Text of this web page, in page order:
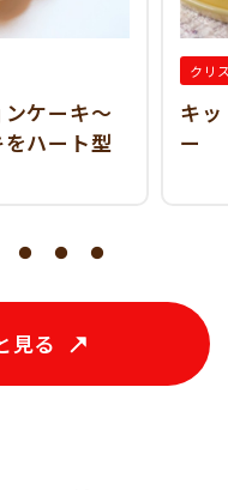
ケーキ～
ハート型
クリ
キ
ー
見る